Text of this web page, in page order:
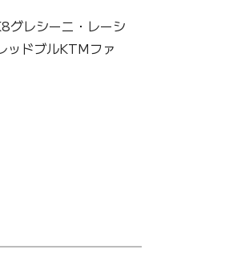
グレシーニ・レーシ
ッドブルKTMファ